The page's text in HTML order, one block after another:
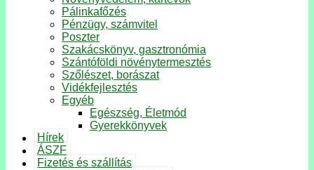
Pálinkafőzés
Pénzügy, számvitel
Poszter
Szakácskönyv, gasztronómia
Szántóföldi növénytermesztés
Szőlészet, borászat
Vidékfejlesztés
Egyéb
Egészség, Életmód
Gyerekkönyvek
Hírek
ÁSZF
Fizetés és szállítás